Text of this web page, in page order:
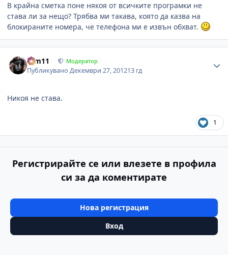
В крайна сметка поне някоя от всичките програмки не
става ли за нещо? Трябва ми такава, която да казва на
блокираните номера, че телефона ми е извън обхват.
arm11 Модератор
ПубликуваноДекември 27, 201213 гд
Никоя не става.
1
Регистрирайте се или влезете в профила
си за да коментирате
Нова регистрация
Вход